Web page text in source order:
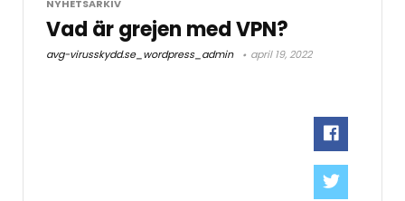
NYHETSARKIV
Vad är grejen med VPN?
avg-virusskydd.se_wordpress_admin april 19, 2022